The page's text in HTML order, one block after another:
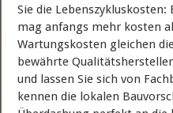
Sie die
mag anfangs mehr kosten
Wartungskosten gleichen
bewährte
und lassen Sie sich von
kennen die lokalen